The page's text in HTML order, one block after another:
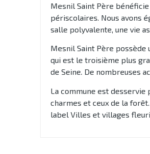
Mesnil Saint Père
périscolaires. Nous avons
salle polyvalente, une vie
Mesnil Saint Père possède
qui est le troisième plus
de Seine. De nombreuses
La commune est desservie
charmes et ceux de la
label Villes et villages